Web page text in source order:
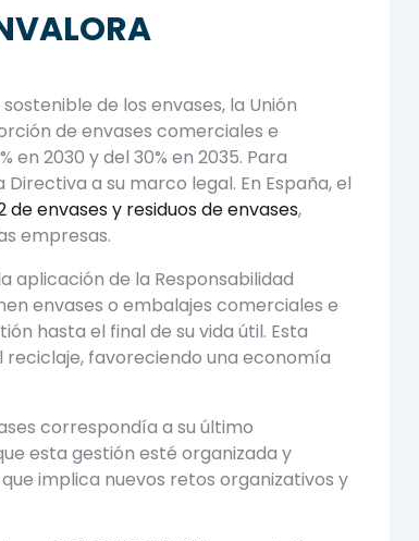
de los envases, la Unión
de envases comerciales e
2030 y del 30% en 2035. Para
a su marco legal. En España, el
de envases y residuos de envases,
empresas.
aplicación de la Responsabilidad
envases o embalajes comerciales e
hasta el final de su vida útil. Esta
favoreciendo una economía
correspondía a su último
esta gestión esté organizada y
implica nuevos retos organizativos y